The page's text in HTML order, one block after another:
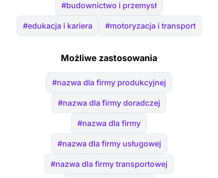
#budownictwo i przemysł
#edukacja i kariera #motoryzacja i transport
Możliwe zastosowania
#nazwa dla firmy produkcyjnej
#nazwa dla firmy doradczej
#nazwa dla firmy
#nazwa dla firmy usługowej
#nazwa dla firmy transportowej